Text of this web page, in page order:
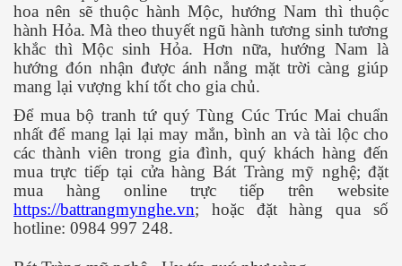
hoa nên sẽ thuộc hành Mộc, hướng Nam thì thuộc
hành Hỏa. Mà theo thuyết ngũ hành tương sinh tương
khắc thì Mộc sinh Hỏa. Hơn nữa, hướng Nam là
hướng đón nhận được ánh nắng mặt trời càng giúp
mang lại vượng khí tốt cho gia chủ.
Để mua bộ tranh tứ quý Tùng Cúc Trúc Mai chuẩn
nhất để mang lại lại may mắn, bình an và tài lộc cho
các thành viên trong gia đình, quý khách hàng đến
mua trực tiếp tại cửa hàng Bát Tràng mỹ nghệ; đặt
mua hàng online trực tiếp trên website
https://battrangmynghe.vn; hoặc đặt hàng qua số
hotline: 0984 997 248.